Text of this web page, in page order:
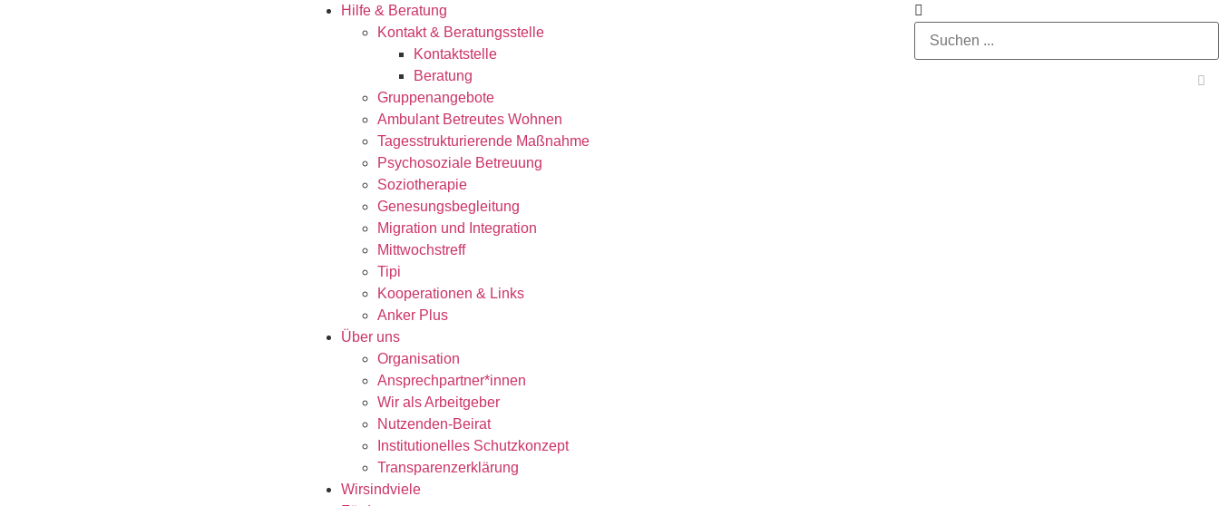
Hilfe & Beratung
Kontakt & Beratungsstelle
Kontaktstelle
Beratung
Gruppenangebote
Ambulant Betreutes Wohnen
Tagesstrukturierende Maßnahme
Psychosoziale Betreuung
Soziotherapie
Genesungsbegleitung
Migration und Integration
Mittwochstreff
Tipi
Kooperationen & Links
Anker Plus
Über uns
Organisation
Ansprechpartner*innen
Wir als Arbeitgeber
Nutzenden-Beirat
Institutionelles Schutzkonzept​
Transparenzerklärung
Wirsindviele